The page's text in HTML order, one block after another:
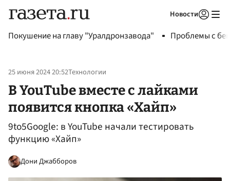
Новости
Покушение на главу "Уралдронзавода" Проблемы с
25 июня 2024 20:52Технологии
В YouTube вместе с лайками
появится кнопка «Хайп»
9to5Google: в YouTube начали тестировать
функцию «Хайп»
Дони Джабборов